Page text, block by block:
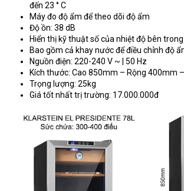
đến 23 ° C
Máy đo độ ẩm để theo dõi độ ẩm
Độ ồn: 38 dB
Hiển thị kỹ thuật số của nhiệt độ bên trong
Bao gồm cả khay nước để điều chỉnh độ
Nguồn điện: 220-240 V ~ | 50 Hz
Kích thước: Cao 850mm – Rộng 400mm
Trọng lượng: 25kg
Giá tốt nhất trị trường: 17.000.000đ